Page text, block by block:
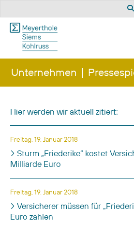
Unternehmen
Hier werden wir aktuell zitiert:
Freitag, 19. Januar 2018
Sturm „Friederike“ kostet
Milliarde Euro
Freitag, 19. Januar 2018
Versicherer müssen für
Euro zahlen